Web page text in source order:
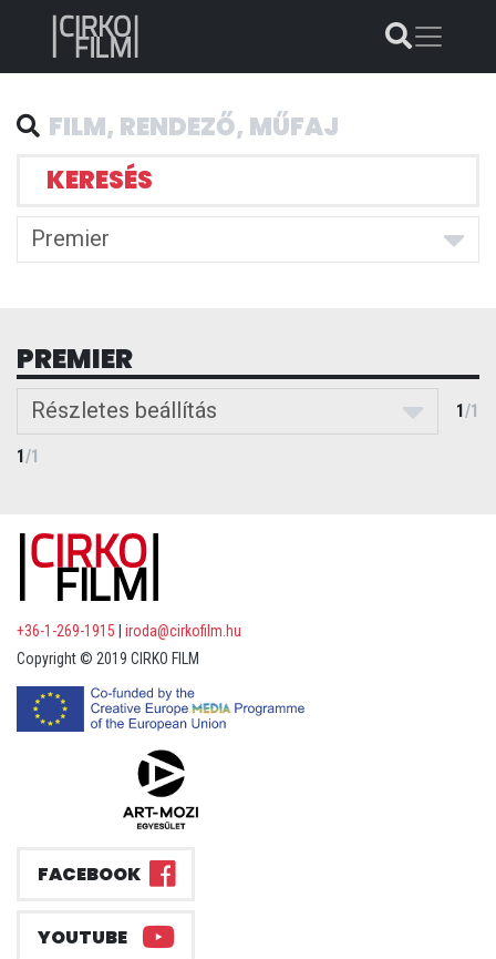
KERESÉS
Premier
PREMIER
Részletes beállítás 1/1
1/1
+36-1-269-1915
iroda@cirkofilm.hu
Copyright © 2019 CIRKO FILM
FACEBOOK
YOUTUBE